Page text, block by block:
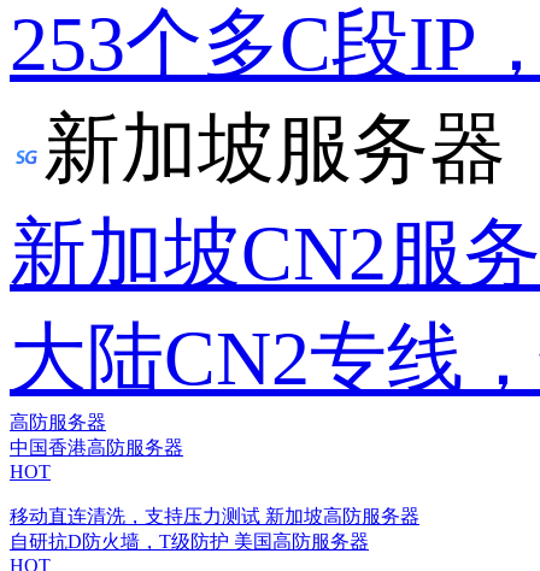
253个多C段IP
新加坡服务器
新加坡CN2服
大陆CN2专线
高防服务器
中国香港高防服务器
HOT
移动直连清洗，支持压力测试 新加坡高防服务器
自研抗D防火墙，T级防护 美国高防服务器
HOT